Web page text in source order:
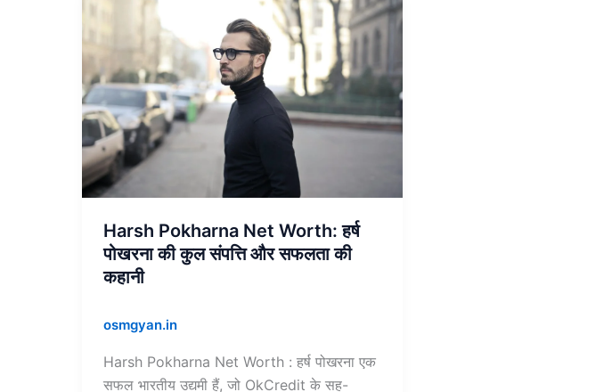
Harsh Pokharna Net Worth: हर्ष
पोखरना की कुल संपत्ति और सफलता की
कहानी
osmgyan.in
Harsh Pokharna Net Worth : हर्ष पोखरना एक
सफल भारतीय उद्यमी हैं, जो OkCredit के सह-
Pokharna
Worth:
हर्ष
पोखरना
की
कुल
संपत्ति
और
सफलता
की
कहानी